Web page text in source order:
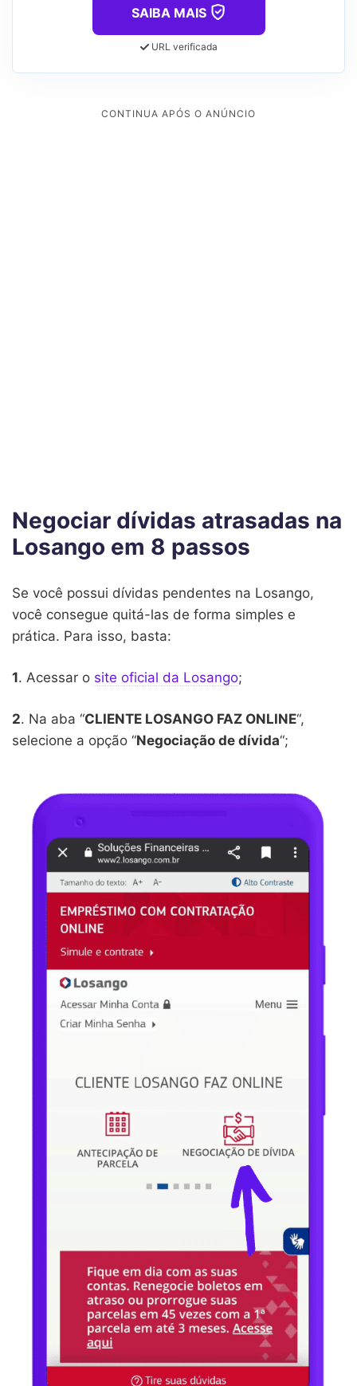
SAIBA MAIS
URL verificada
Negociar dívidas atrasadas na
Losango em 8 passos
Se você possui dívidas pendentes na Losango,
você consegue quitá-las de forma simples e
prática. Para isso, basta:
1. Acessar o site oficial da Losango;
2. Na aba “CLIENTE LOSANGO FAZ ONLINE“,
selecione a opção “Negociação de dívida“;